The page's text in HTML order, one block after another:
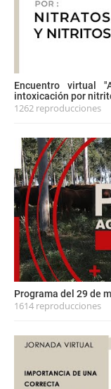
Encuentro virtual
intoxicación por
1262 reproducciones
Programa del 29 de
1614 reproducciones